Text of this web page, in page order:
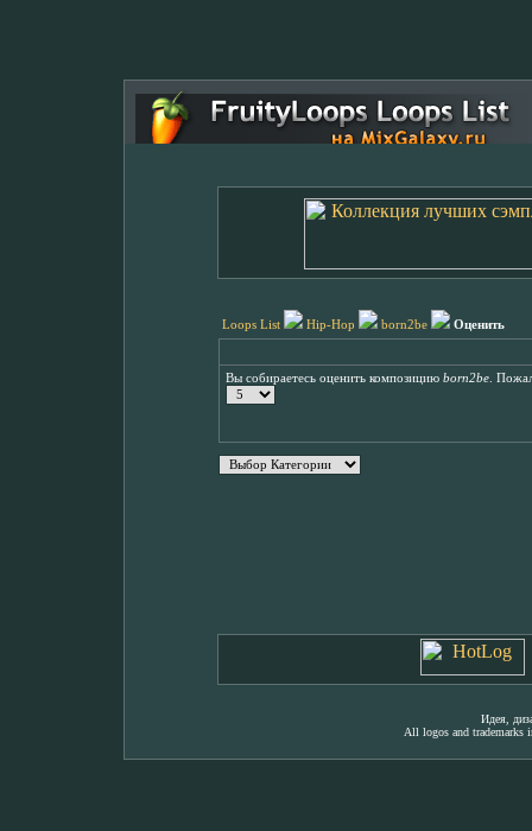
Loops List Hip-Hop born2be Оценить
Вы собираетесь оценить композицию born2be .
Идея,
All logos and trademarks